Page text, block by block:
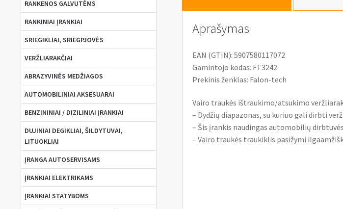
Aprašymas
EAN (GTIN): 5907580117072
Gamintojo kodas: FT3242
Prekinis ženklas: Falon-tech
Vairo traukės ištraukimo/atsukimo
– Dydžių diapazonas, su kuriuo gali dirbti
– Šis įrankis naudingas automobilių
– Vairo traukės traukiklis pasižymi
RANKENOS GALVUTĖMS
RANKINIAI ĮRANKIAI
SRIEGIKLIAI, SRIEGPJOVĖS
VERŽLIARAKČIAI
ABRAZYVINĖS MEDŽIAGOS
AUTOMOBILINIAI AKSESUARAI
BENZININIAI / DIZILINIAI ĮRANKIAI
DUJINIAI DEGIKLIAI, ŠILDYTUVAI,
LITUOKLIAI
ĮRANGA AUTOSERVISAMS
ĮRANKIAI ELEKTRIKAMS
ĮRANKIAI STATYBOMS